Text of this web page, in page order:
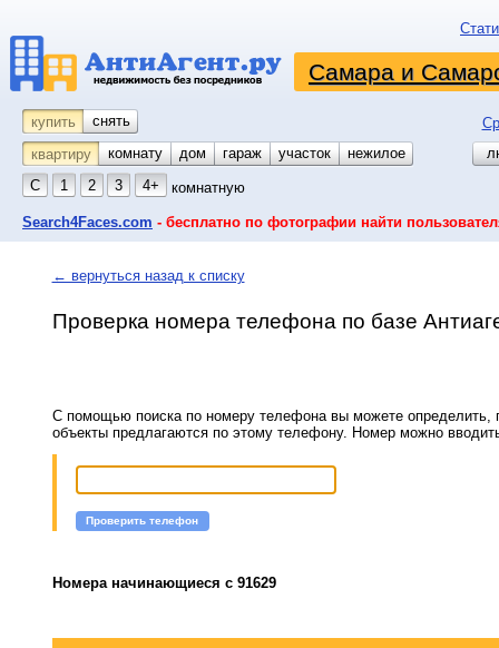
Самара и
купить снять
квартиру
комнату койко-место
дом гараж участок
нежилое
С
1 2 3 4+ комнатную
Search4Faces.com - бесплатно по фотографии найти
← вернуться назад к списку
Проверка номера телефона по базе
С помощью поиска по номеру телефона вы можете определить,
объекты предлагаются по этому телефону. Номер можно
Проверить телефон
Номера начинающиеся с 91629